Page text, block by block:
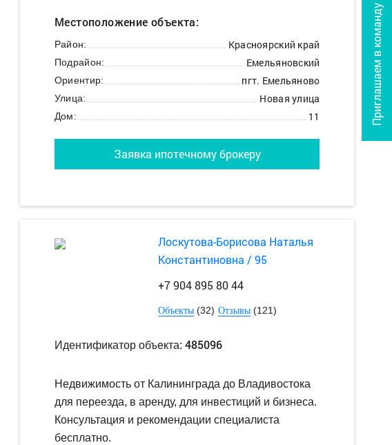
Приглашаем в команду
Местоположение объекта:
Район: Красноярский край
Подрайон: Емельяновский
Ориентир: пгт. Емельяново
Улица: Новая улица
Дом: 11
Заявка ипотечному брокеру
Лоскутова-Борисова Наталья
Константиновна / 95
+7 904 895 80 44
Объекты(32) Отзывы(121)
Идентификатор объекта: 485096
Недвижимость от Калининграда до Владивостока
для переезда, в аренду, для инвестиций и бизнеса.
Консультация и рекомендации специалиста
бесплатно.